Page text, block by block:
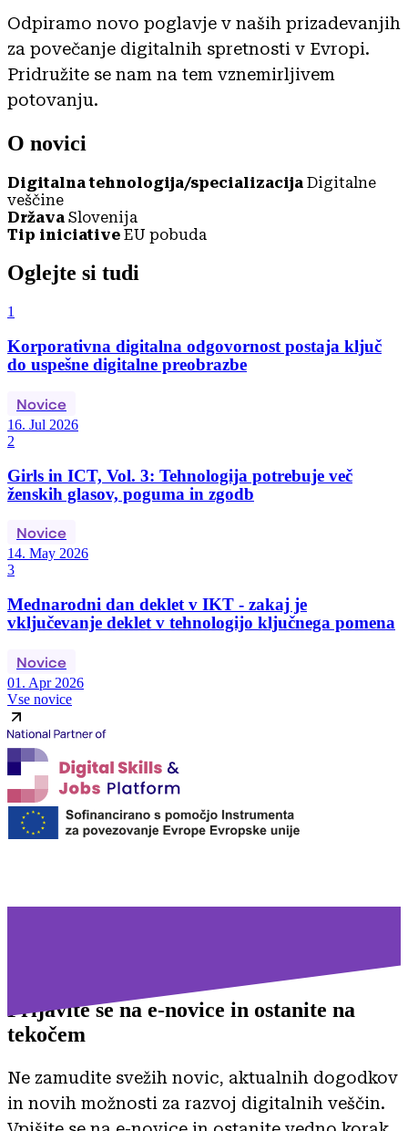
Odpiramo novo poglavje v naših prizadevanjih
za povečanje digitalnih spretnosti v Evropi.
Pridružite se nam na tem vznemirljivem
potovanju.
O novici
Digitalna tehnologija/specializacija Digitalne
veščine
Država Slovenija
Tip iniciative EU pobuda
Oglejte si tudi
1
Korporativna digitalna odgovornost postaja ključ
do uspešne digitalne preobrazbe
Novice
16. Jul 2026
2
Girls in ICT, Vol. 3: Tehnologija potrebuje več
ženskih glasov, poguma in zgodb
Novice
14. May 2026
3
Mednarodni dan deklet v IKT - zakaj je
vključevanje deklet v tehnologijo ključnega pomena
Novice
01. Apr 2026
Vse novice
Prijavite se na e-novice in ostanite na
tekočem
Ne zamudite svežih novic, aktualnih dogodkov
in novih možnosti za razvoj digitalnih veščin.